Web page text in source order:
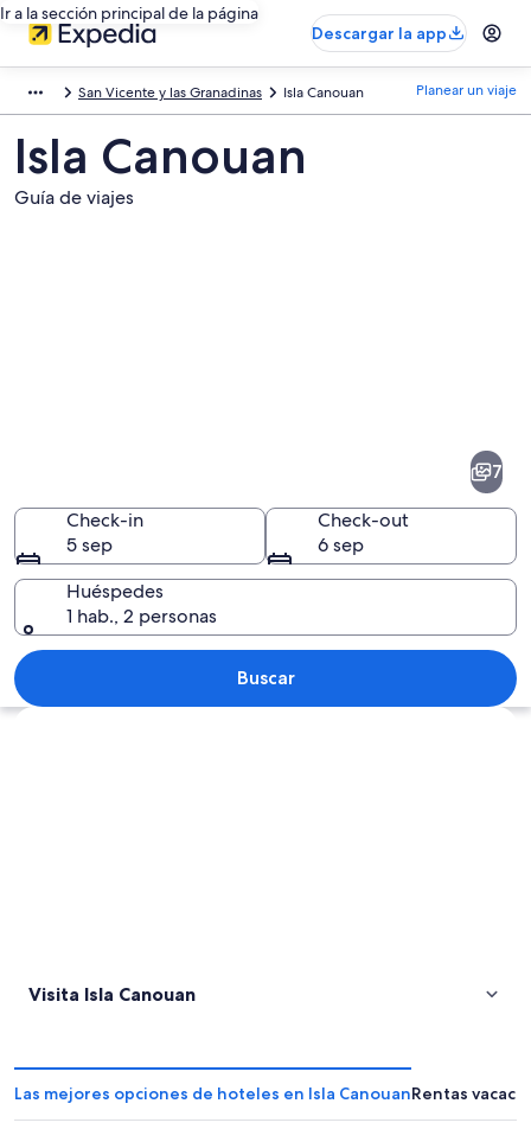
Ir a la sección principal de la página
Descargar la app
San Vicente y las Granadinas Isla Canouan Planear un viaje
Isla Canouan
Guía de viajes
Una playa con agua turquesa
7
Check-in
5 sep
Check-out
6 sep
Huéspedes
1 hab., 2 personas
Buscar
Explorar mapa
Visita Isla Canouan
Las mejores opciones de hoteles en Isla CanouanRentas